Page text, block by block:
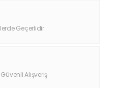
Geçerlidir.
Alışveriş